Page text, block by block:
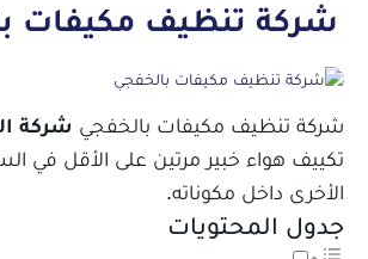
شركة تنظيف مكيفات بالخفجي
شركة تنظيف مكيفات بالخفجي شركة
تكييف هواء خبير مرتين على الأقل في
الأخرى داخل مكوناته.
جدول المحتويات